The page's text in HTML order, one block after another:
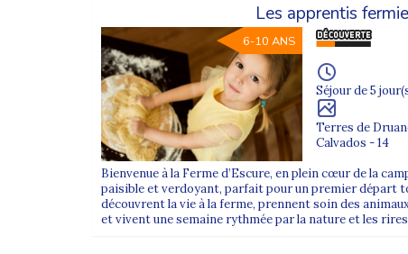
Des destinations variées en France et à l’étranger
Nos colonies se déroulent en bord de mer, à la
enrichissantes.
Surf, voile, ski, kayak ou séjours multi-activités :
Découvrez noscolonies de vacances en Franceou
Une colonie accessible et inclusive
Supernova Juniors propose des colonies agréées
Notre approche inclusive garantit un encadrement
Les apprentis
6-10 ANS
Séjour de 5
Terres de
Calvados - 14
Bienvenue à la Ferme d’Escure, en plein cœur de la
paisible et verdoyant, parfait pour un premier départ
découvrent la vie à la ferme, prennent soin des
et vivent une semaine rythmée par la nature et les